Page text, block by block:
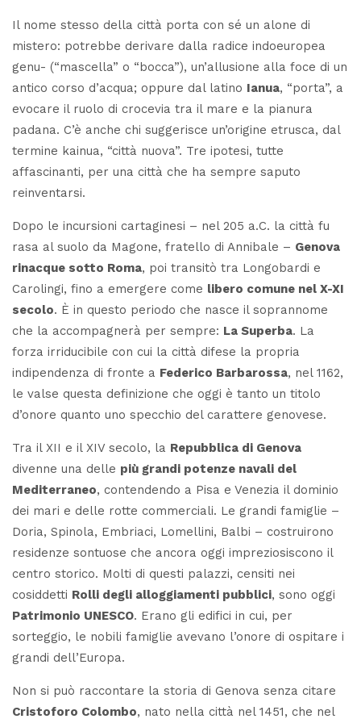
Il nome stesso della città porta con sé un alone di
mistero: potrebbe derivare dalla radice indoeuropea
genu- (“mascella” o “bocca”), un’allusione alla foce di un
antico corso d’acqua; oppure dal latino Ianua, “porta”, a
evocare il ruolo di crocevia tra il mare e la pianura
padana. C’è anche chi suggerisce un’origine etrusca, dal
termine kainua, “città nuova”. Tre ipotesi, tutte
affascinanti, per una città che ha sempre saputo
reinventarsi.
Dopo le incursioni cartaginesi – nel 205 a.C. la città fu
rasa al suolo da Magone, fratello di Annibale – Genova
rinacque sotto Roma, poi transitò tra Longobardi e
Carolingi, fino a emergere come libero comune nel X-XI
secolo. È in questo periodo che nasce il soprannome
che la accompagnerà per sempre: La Superba. La
forza irriducibile con cui la città difese la propria
indipendenza di fronte a Federico Barbarossa, nel 1162,
le valse questa definizione che oggi è tanto un titolo
d’onore quanto uno specchio del carattere genovese.
Tra il XII e il XIV secolo, la Repubblica di Genova
divenne una delle più grandi potenze navali del
Mediterraneo, contendendo a Pisa e Venezia il dominio
dei mari e delle rotte commerciali. Le grandi famiglie –
Doria, Spinola, Embriaci, Lomellini, Balbi – costruirono
residenze sontuose che ancora oggi impreziosiscono il
centro storico. Molti di questi palazzi, censiti nei
cosiddetti Rolli degli alloggiamenti pubblici, sono oggi
Patrimonio UNESCO. Erano gli edifici in cui, per
sorteggio, le nobili famiglie avevano l’onore di ospitare i
grandi dell’Europa.
Non si può raccontare la storia di Genova senza citare
Cristoforo Colombo, nato nella città nel 1451, che nel